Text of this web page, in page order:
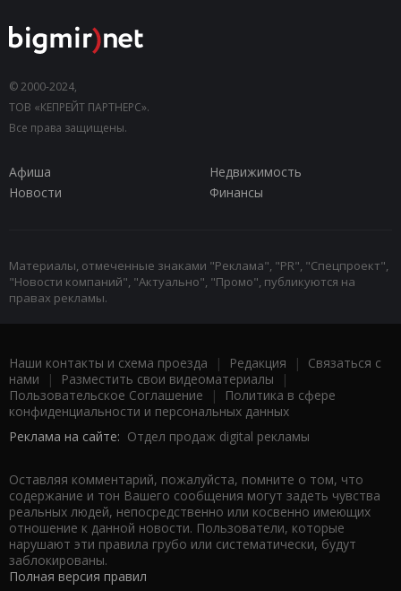
© 2000-2024,
ТОВ «КЕПРЕЙТ ПАРТНЕРС».
Все права защищены.
Афиша
Недвижимость
Новости
Финансы
Материалы, отмеченные знаками "Реклама", "PR", "Спецпроект",
"Новости компаний", "Актуально", "Промо", публикуются на
правах рекламы.
Наши контакты и схема проезда | Редакция | Связаться с
нами | Разместить свои видеоматериалы |
Пользовательское Соглашение |
Политика в сфере
конфиденциальности и персональных данных
Реклама на сайте: Отдел продаж digital рекламы
Оставляя комментарий, пожалуйста, помните о том, что
содержание и тон Вашего сообщения могут задеть чувства
реальных людей, непосредственно или косвенно имеющих
отношение к данной новости. Пользователи, которые
нарушают эти правила грубо или систематически, будут
заблокированы.
Полная версия правил